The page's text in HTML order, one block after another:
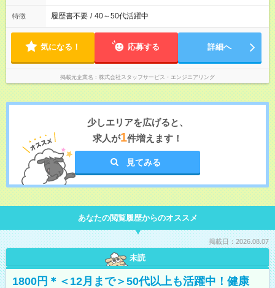
特徴 履歴書不要 / 40～50代活躍中
気になる！ 応募する 詳細へ
掲載元企業名 株式会社スタッフサービス・エンジニアリング
少しエリアを広げると、
求人が1件増えます！
見てみる
あなたの閲覧履歴からのオススメ
掲載日：2026.08.07
未読
1800円＊＜12月まで＞50代以上も活躍中！健康